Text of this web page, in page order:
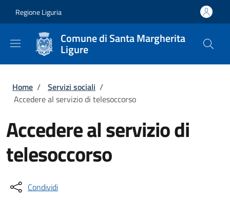
Regione Liguria
Comune di Santa Margherita
Ligure
Briciole di pane
Home / Servizi sociali /
Accedere al servizio di telesoccorso
Accedere al servizio di
telesoccorso
Condividi